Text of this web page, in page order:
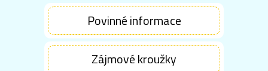
Povinné informace
Zájmové kroužky